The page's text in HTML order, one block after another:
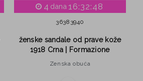
4 dana 16:32:47
3638 3940
ženske sandale od prave kože
1918 Crna | Formazione
Zenska obuća